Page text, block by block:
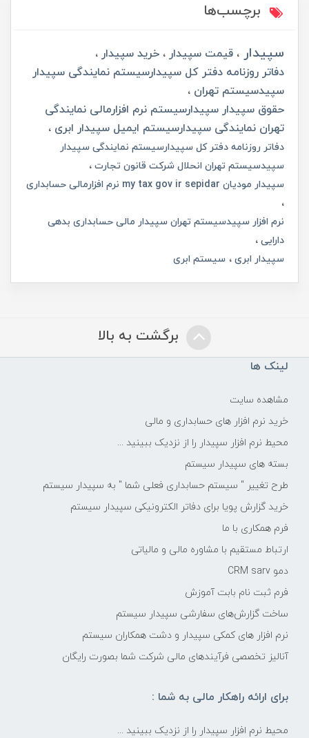
برچسب‌ها
سپیدار قیمت سپیدار
خرید سپیدار
دفاتر روزنامه دفتر کل سپیدارسیستم نمایندگی سپیدار
سپیدسیستم تهران
حقوق سپیدار سپیدارسیستم نرم افزارمالی نمایندگی
تهران نمایندگی سپیدارسیستم ایمیل سپیدار ابری
دفاتر روزنامه دفتر کل سپیدارسیستم نمایندگی سپیدار
سپیدسیستم تهران انحلال شرکت قانون تجارت
سپیدار مودیان my tax gov ir sepidar نرم افزارمالی حسابداری
نرم افزار سپیدسیستم تهران سپیدار مالی حسابداری بدهی
دارایی
سپیدار ابری
سیستم ابری
برگشت به بالا
لینک ها
مشاهده سایت
خرید نرم افزار های حسابداری و مالی
محیط نرم افزار سپیدار را از نزدیک ببینید ...
بسته های سپیدار سیستم
طرح تغییر " سیستم حسابداری فعلی شما " به سپیدار سیستم
خرید گزارش پویا برای دفاتر الکترونیکی سپیدار سیستم
فرم همکاری با ما
ارتباط مستقیم با مشاوره مالی و مالیاتی
دمو CRM sarv
فرم ثبت نام بابت آموزش
ساخت گزارش‌های سفارشی سپیدار سیستم
نرم افزار های کمکی سپیدار و دشت همکاران سیستم
آنالیز تخصصی فرآیندهای مالی شرکت شما بصورت رایگان
برای ارائه راهکار مالی به شما :
محیط نرم افزار سپیدار را از نزدیک ببینید ...